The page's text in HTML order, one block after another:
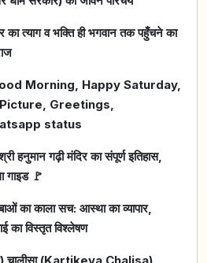
त्याग व भक्ति ही भगवान तक पहुँचने का
Morning, Happy Saturday,
Greetings,
status
हनुमान गढ़ी मंदिर का संपूर्ण इतिहास,
गाइड 🚩
का काला सच: आस्था का व्यापार,
का विस्तृत विश्लेषण